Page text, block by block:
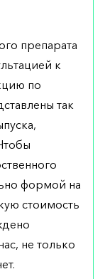
препарата
к
по
так
формой на
стоимость
не только